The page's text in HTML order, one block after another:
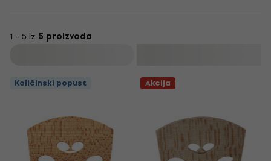
1 - 5 iz 5 proizvoda
Količinski popust Akcija